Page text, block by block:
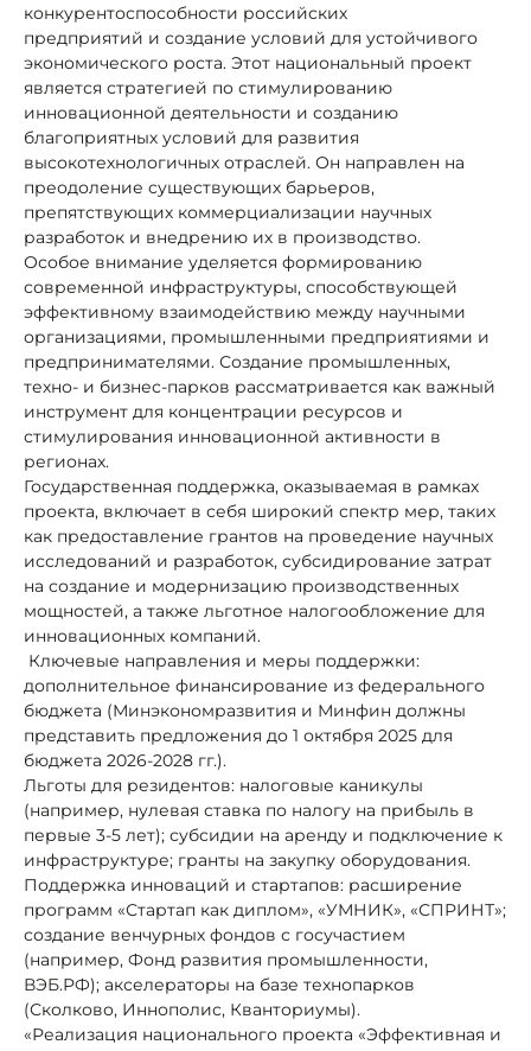
конкурентоспособности российских
предприятий и создание условий для устойчивого
экономического роста. Этот национальный проект
является стратегией по стимулированию
инновационной деятельности и созданию
благоприятных условий для развития
высокотехнологичных отраслей. Он направлен на
преодоление существующих барьеров,
препятствующих коммерциализации научных
разработок и внедрению их в производство.
Особое внимание уделяется формированию
современной инфраструктуры, способствующей
эффективному взаимодействию между научными
организациями, промышленными предприятиями и
предпринимателями. Создание промышленных,
техно- и бизнес-парков рассматривается как важный
инструмент для концентрации ресурсов и
стимулирования инновационной активности в
регионах.
Государственная поддержка, оказываемая в рамках
проекта, включает в себя широкий спектр мер, таких
как предоставление грантов на проведение научных
исследований и разработок, субсидирование затрат
на создание и модернизацию производственных
мощностей, а также льготное налогообложение для
инновационных компаний.
Ключевые направления и меры поддержки:
дополнительное финансирование из федерального
бюджета (Минэкономразвития и Минфин должны
представить предложения до 1 октября 2025 для
бюджета 2026-2028 гг.).
Льготы для резидентов: налоговые каникулы
(например, нулевая ставка по налогу на прибыль в
первые 3-5 лет); субсидии на аренду и подключение к
инфраструктуре; гранты на закупку оборудования.
Поддержка инноваций и стартапов: расширение
программ «Стартап как диплом», «УМНИК», «СПРИНТ»;
создание венчурных фондов с госучастием
(например, Фонд развития промышленности,
ВЭБ.РФ); акселераторы на базе технопарков
(Сколково, Иннополис, Кванториумы).
«Реализация национального проекта «Эффективная и